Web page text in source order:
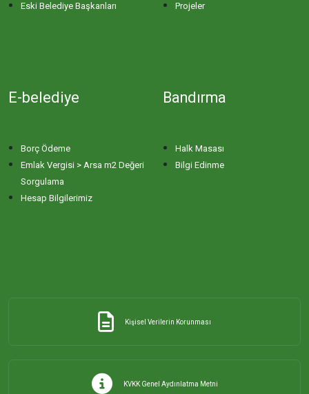
Eski Belediye Başkanları
Projeler
E-belediye
Borç Ödeme
Emlak Vergisi > Arsa m2 Değeri
Sorgulama
Hesap Bilgilerimiz
Bandırma
Halk Masası
Bilgi Edinme
Kişisel Verilerin Korunması
KVKK Genel Aydınlatma Metni